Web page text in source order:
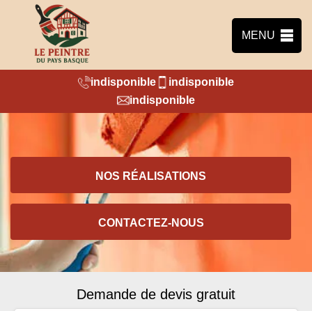
MENU
indisponible
indisponible
indisponible
NOS RÉALISATIONS
CONTACTEZ-NOUS
Demande de devis gratuit